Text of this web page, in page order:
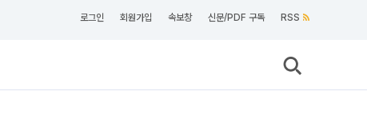
로그인 회원가입 속보창 신문/PDF 구독 RSS